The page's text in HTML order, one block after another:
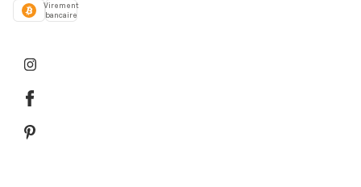
Virement
bancaire